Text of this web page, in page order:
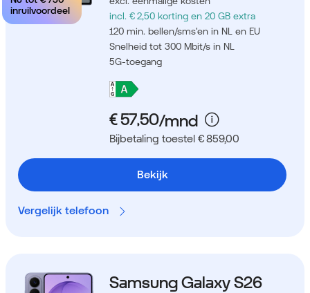
inruilvoordeel
incl. € 2,50 korting en 20 GB extra
120 min. bellen/sms'en in NL en EU
Snelheid tot 300 Mbit/s in NL
5G-toegang
Bijbetaling toestel € 859,00
Bekijk
Vergelijk telefoon
Samsung Galaxy S26